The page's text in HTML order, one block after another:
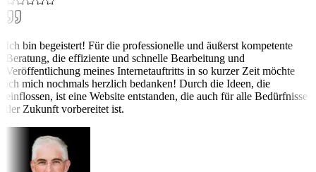
Ich bin begeistert! Für die professionelle und äußerst kompetente
Beratung, die effiziente und schnelle Bearbeitung und
Veröffentlichung meines Internetauftritts in so kurzer Zeit möchte
ich mich nochmals herzlich bedanken! Durch die Ideen, die
einflossen, ist eine Website entstanden, die auch für alle Bedürfnisse
der Zukunft vorbereitet ist.